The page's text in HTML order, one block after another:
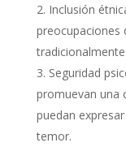
Inclusión
preocupaciones
Seguridad
promuevan una
puedan
temor.